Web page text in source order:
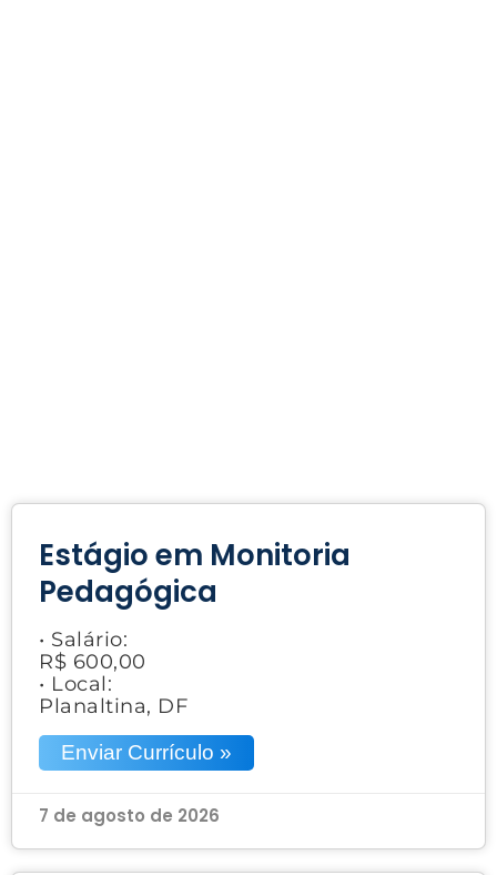
Estágio em Monitoria
Pedagógica
• Salário:
R$ 600,00
• Local:
Planaltina, DF
Enviar Currículo »
7 de agosto de 2026